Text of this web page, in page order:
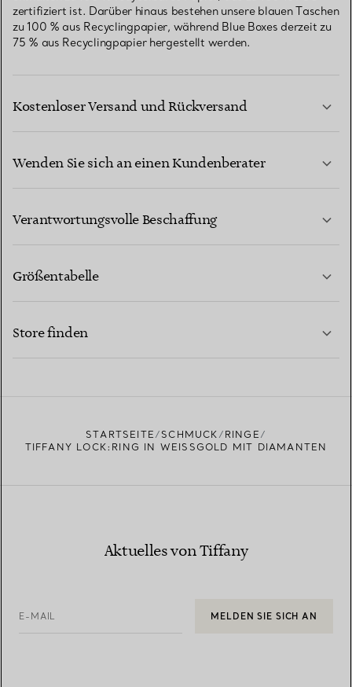
zertifiziert ist. Darüber hinaus bestehen unsere blauen Taschen
zu 100 % aus Recyclingpapier, während Blue Boxes derzeit zu
75 % aus Recyclingpapier hergestellt werden.
Kostenloser Versand und Rückversand
Wenden Sie sich an einen Kundenberater
Verantwortungsvolle Beschaffung
Größentabelle
Store finden
STARTSEITE SCHMUCK
RINGE
TIFFANY LOCK:RING IN WEISSGOLD MIT DIAMANTEN
Aktuelles von Tiffany
E-MAIL MELDEN SIE SICH AN